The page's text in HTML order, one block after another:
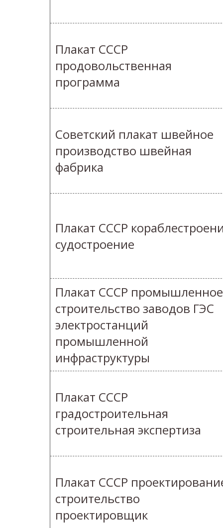
Плакат СССР
продовольственная
программа
Советский плакат швейное
производство швейная
фабрика
Плакат СССР
судостроение
Плакат СССР промышленное
строительство заводов ГЭС
электростанций
промышленной
инфраструктуры
Плакат СССР
градостроительная
строительная экспертиза
Плакат СССР
строительство
проектировщик